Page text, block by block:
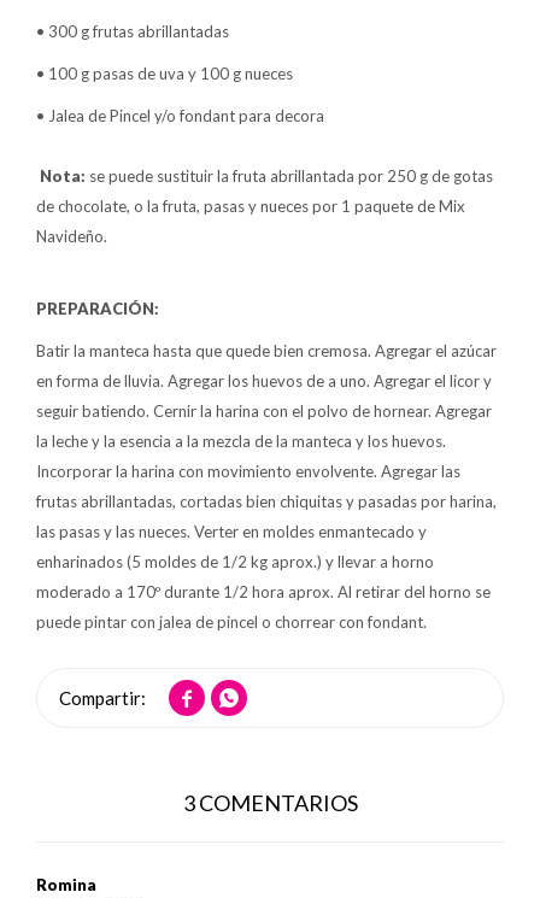
• 300 g frutas abrillantadas
• 100 g pasas de uva y 100 g nueces
• Jalea de Pincel y/o fondant para decora
Nota: se puede sustituir la fruta abrillantada por 250 g de gotas
de chocolate, o la fruta, pasas y nueces por 1 paquete de Mix
Navideño.
PREPARACIÓN:
Batir la manteca hasta que quede bien cremosa. Agregar el azúcar
en forma de lluvia. Agregar los huevos de a uno. Agregar el licor y
seguir batiendo. Cernir la harina con el polvo de hornear. Agregar
la leche y la esencia a la mezcla de la manteca y los huevos.
Incorporar la harina con movimiento envolvente. Agregar las
frutas abrillantadas, cortadas bien chiquitas y pasadas por harina,
las pasas y las nueces. Verter en moldes enmantecado y
enharinados (5 moldes de 1/2 kg aprox.) y llevar a horno
moderado a 170º durante 1/2 hora aprox. Al retirar del horno se
puede pintar con jalea de pincel o chorrear con fondant.
 
3 COMENTARIOS
Romina